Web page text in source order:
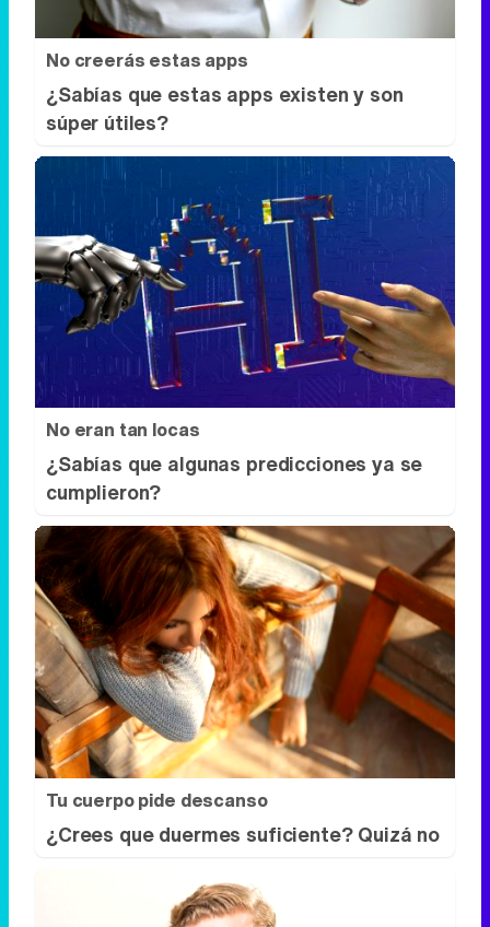
No creerás estas apps
¿Sabías que estas apps existen y son
súper útiles?
No eran tan locas
¿Sabías que algunas predicciones ya se
cumplieron?
Tu cuerpo pide descanso
¿Crees que duermes suficiente? Quizá no